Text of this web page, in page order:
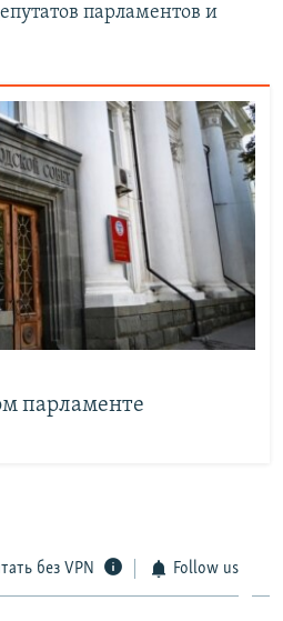
парламентов и
парламенте
без VPN Follow us